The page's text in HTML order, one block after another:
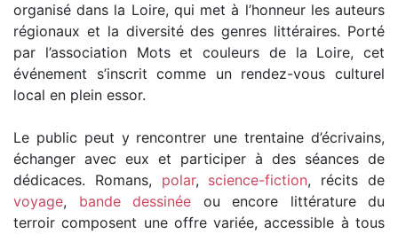
organisé dans la Loire, qui met à l’honneur les auteurs
régionaux et la diversité des genres littéraires. Porté
par l’association Mots et couleurs de la Loire, cet
événement s’inscrit comme un rendez-vous culturel
local en plein essor.
Le public peut y rencontrer une trentaine d’écrivains,
échanger avec eux et participer à des séances de
dédicaces. Romans, polar, science-fiction, récits de
voyage, bande dessinée ou encore littérature du
terroir composent une offre variée, accessible à tous